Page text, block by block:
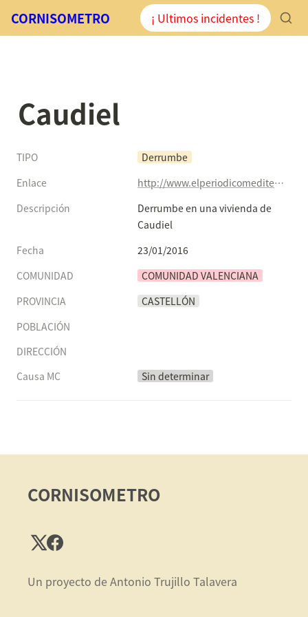
CORNISOMETRO ¡ Ultimos incidentes !
Caudiel
TIPO
Derrumbe
Enlace
http://www.elperiodicomediterraneo.com/noticias/sucesos/derrumbe-vivienda-caudiel_972682.html
Descripción
Derrumbe en una vivienda de
Caudiel
Fecha
23/01/2016
COMUNIDAD
COMUNIDAD VALENCIANA
PROVINCIA
CASTELLÓN
POBLACIÓN
DIRECCIÓN
Causa MC
Sin determinar
CORNISOMETRO
Un proyecto de Antonio Trujillo Talavera